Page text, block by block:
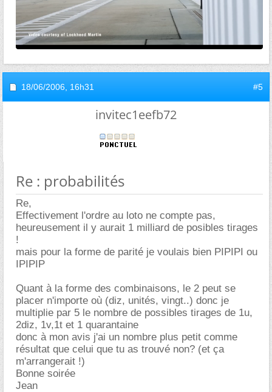
18/06/2006, 16h31 #5
invitec1eefb72
Re : probabilités
Re,
Effectivement l'ordre au loto ne compte pas,
heureusement il y aurait 1 milliard de posibles tirages
!
mais pour la forme de parité je voulais bien PIPIPI ou
IPIPIP
Quant à la forme des combinaisons, le 2 peut se
placer n'importe où (diz, unités, vingt..) donc je
multiplie par 5 le nombre de possibles tirages de 1u,
2diz, 1v,1t et 1 quarantaine
donc à mon avis j'ai un nombre plus petit comme
résultat que celui que tu as trouvé non? (et ça
m'arrangerait !)
Bonne soirée
Jean